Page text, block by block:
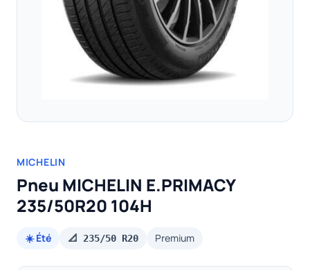
MICHELIN
Pneu MICHELIN E.PRIMACY
235/50R20 104H
☀️ Été 📐 235/50 R20 Premium